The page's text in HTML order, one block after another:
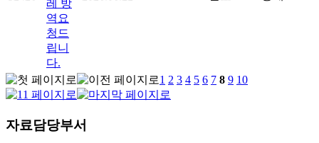
레 방
역요
청드
립니
다.
1 2 3 4 5 6 7 8 9 10
자료담당부서